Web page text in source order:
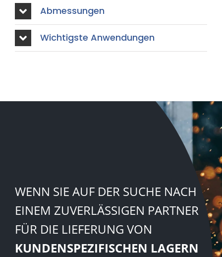
Abmessungen
Wichtigste Anwendungen
WENN SIE AUF DER SUCHE NACH
EINEM ZUVERLÄSSIGEN PARTNER
FÜR DIE LIEFERUNG VON
KUNDENSPEZIFISCHEN LAGERN